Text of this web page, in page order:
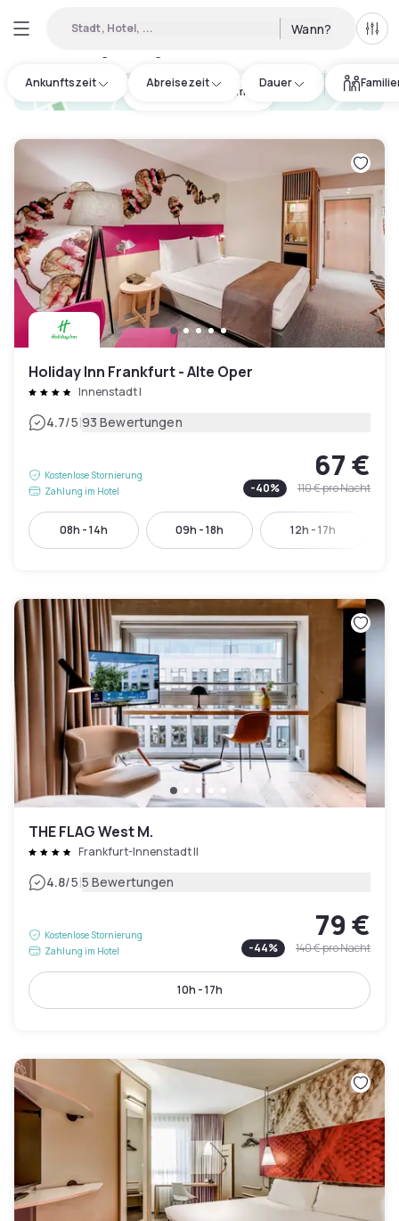
Stadt, Hotel, ... Wann? Alle
Ankunftszeit Abreisezeit Dauer
hotel.cta.view_map
Holiday Inn Frankfurt - Alte Oper
Innenstadt I
4.7/5|93 Bewertungen
Kostenlose Stornierung
Zahlung im Hotel
67 €
-40% 110 €pro Nacht
08h - 14h 09h - 18h 12h - 17h
THE FLAG West M.
Frankfurt-Innenstadt II
4.8/5|5 Bewertungen
Kostenlose Stornierung
Zahlung im Hotel
79 €
-44% 140 €pro Nacht
10h - 17h